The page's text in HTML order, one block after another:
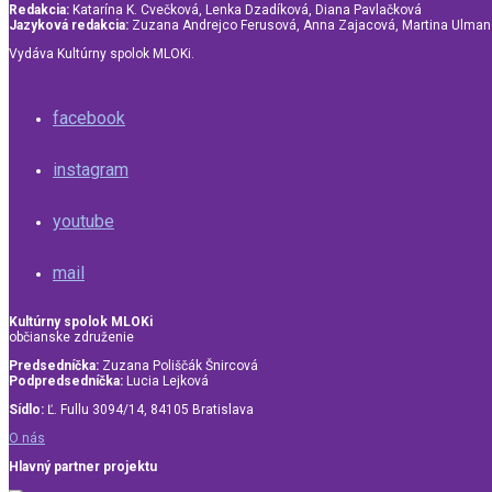
Redakcia: Katarína K. Cvečková, Lenka Dzadíková, Diana Pavlačková
Jazyková redakcia: Zuzana Andrejco Ferusová, Anna Zajacová, Martina
Vydáva Kultúrny spolok MLOKi.
facebook
instagram
youtube
mail
Kultúrny spolok MLOKi
občianske združenie
Predsedníčka: Zuzana Poliščák Šnircová
Podpredsedníčka: Lucia Lejková
Sídlo: Ľ. Fullu 3094/14, 84105 Bratislava
O nás
Hlavný partner projektu